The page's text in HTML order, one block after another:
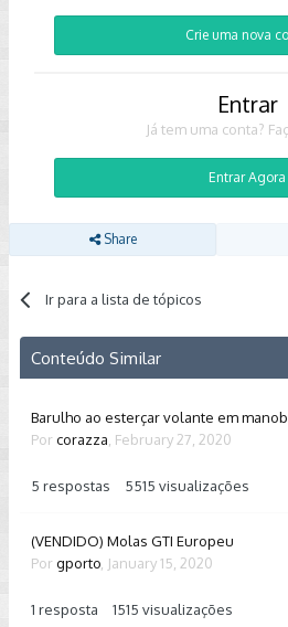
Crie uma nova
Entrar
Já tem uma conta?
Entrar Agora
Share
Ir para a lista de tópicos
Conteúdo Similar
Barulho ao esterçar volante em
Por corazza February 27, 2020
5 respostas 5515 visualizações
(VENDIDO) Molas GTI Europeu
Por gporto January 15, 2020
1 resposta 1515 visualizações